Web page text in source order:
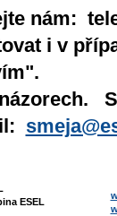
nám:
i v
ESEL